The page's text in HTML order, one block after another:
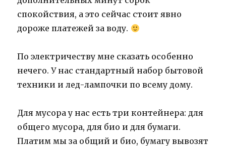
спокойствия, а это сейчас стоит явно
дороже платежей за воду.
По электричеству мне сказать особенно
нечего. У нас стандартный набор бытовой
техники и лед-лампочки по всему дому.
Для мусора у нас есть три контейнера: для
общего мусора, для био и для бумаги.
Платим мы за общий и био, бумагу вывозят